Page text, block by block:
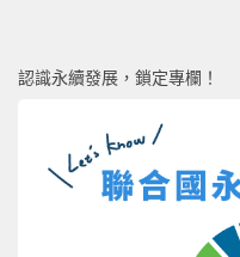
認識永續發展，鎖定專欄！